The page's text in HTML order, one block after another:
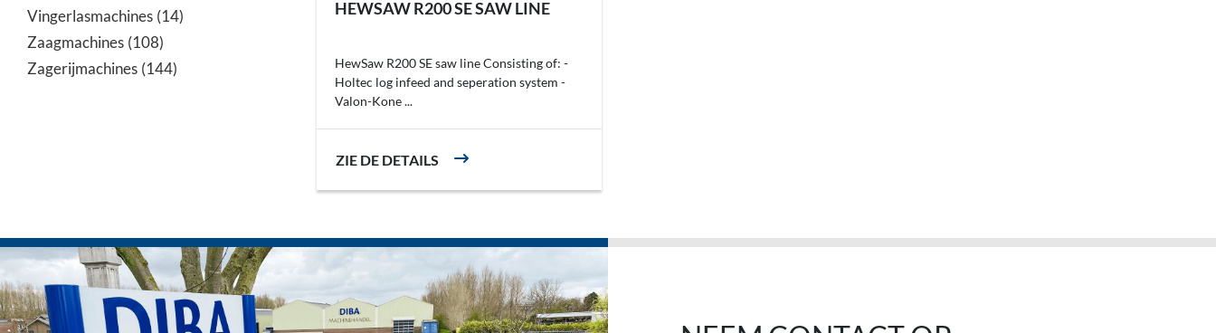
Vingerlasmachines 14
Zaagmachines 108
Zagerijmachines 144
HEWSAW R200 SE SAW LINE
HewSaw R200 SE saw line Consisting of: -
Holtec log infeed and seperation system -
Valon-Kone ...
ZIE DE DETAILS